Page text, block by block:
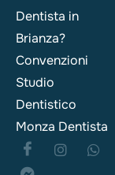
Dentista in
Brianza?
Convenzioni
Studio
Dentistico
Monza Dentista